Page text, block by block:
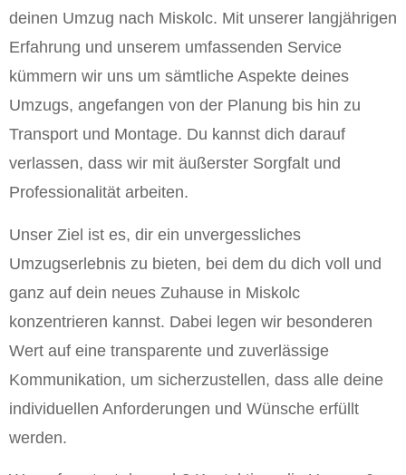
deinen Umzug nach Miskolc. Mit unserer langjährigen
Erfahrung und unserem umfassenden Service
kümmern wir uns um sämtliche Aspekte deines
Umzugs, angefangen von der Planung bis hin zu
Transport und Montage. Du kannst dich darauf
verlassen, dass wir mit äußerster Sorgfalt und
Professionalität arbeiten.
Unser Ziel ist es, dir ein unvergessliches
Umzugserlebnis zu bieten, bei dem du dich voll und
ganz auf dein neues Zuhause in Miskolc
konzentrieren kannst. Dabei legen wir besonderen
Wert auf eine transparente und zuverlässige
Kommunikation, um sicherzustellen, dass alle deine
individuellen Anforderungen und Wünsche erfüllt
werden.